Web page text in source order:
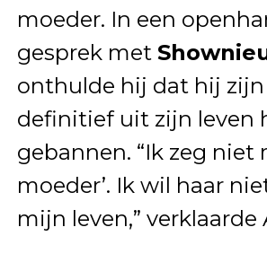
moeder. In een
gesprek met
onthulde hij dat hij
definitief uit zijn leven
gebannen. “Ik zeg niet
moeder’. Ik wil haar
mijn leven,” verklaarde